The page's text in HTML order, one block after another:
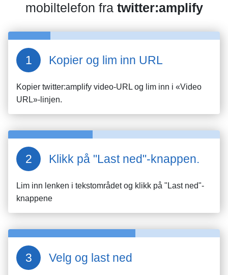
mobiltelefon fra twitter:amplify
Kopier og lim inn URL
Kopier twitter:amplify video-URL og lim inn i «Video
URL»-linjen.
Klikk på "Last ned"-knappen.
Lim inn lenken i tekstområdet og klikk på "Last ned"-
knappene
Velg og last ned